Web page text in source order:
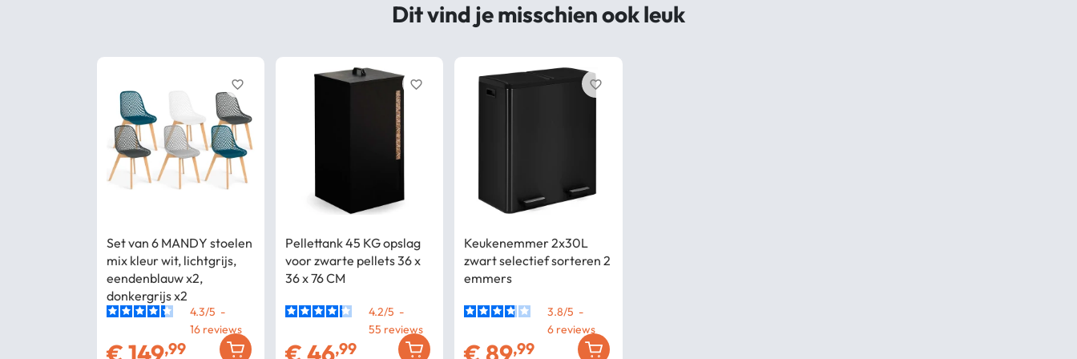
Dit vind je misschien ook leuk
Set van 6 MANDY stoelen
mix kleur wit, lichtgrijs,
eendenblauw x2,
donkergrijs x2
4.3/5 -
16
,99
favorite_border
Pellettank 45 KG opslag
voor zwarte pellets 36 x
36 x 76 CM
4.2/5 -
55
,99
favorite_border
Keukenemmer 2x30L
zwart selectief sorteren 2
emmers
3.8/5 -
6
,99
favorite_border